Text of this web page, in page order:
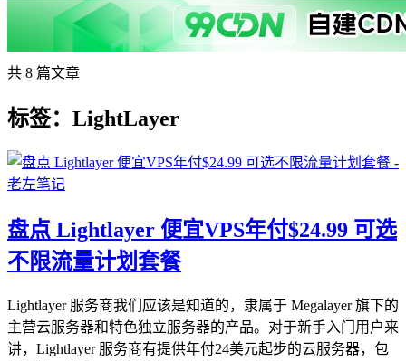
共 8 篇文章
标签：LightLayer
盘点 Lightlayer 便宜VPS年付$24.99 可选
不限流量计划套餐
Lightlayer 服务商我们应该是知道的，隶属于 Megalayer 旗下的
主营云服务器和特色独立服务器的产品。对于新手入门用户来
讲，Lightlayer 服务商有提供年付24美元起步的云服务器，包